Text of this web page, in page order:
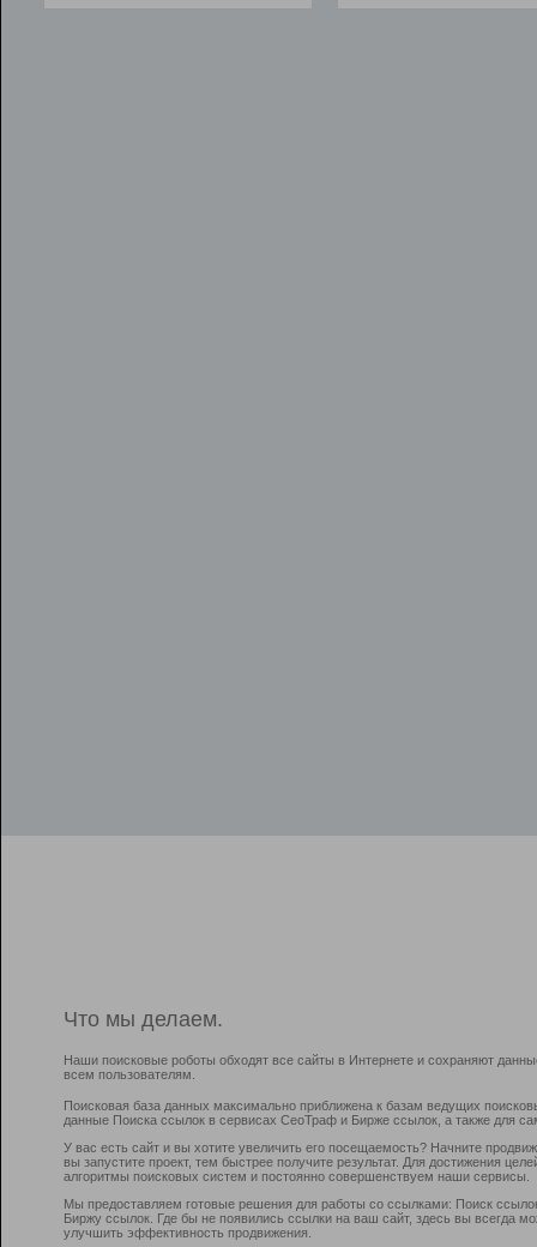
Что мы делаем.
Наши поисковые роботы обходят все сайты в Интернете и сохраняют
всем пользователям.
Поисковая база данных максимально приближена к базам ведущих
данные Поиска ссылок в сервисах СеоТраф и Бирже ссылок, а также для
У вас есть сайт и вы хотите увеличить его посещаемость? Начните
вы запустите проект, тем быстрее получите результат. Для достижения
алгоритмы поисковых систем и постоянно совершенствуем наши сервисы.
Мы предоставляем готовые решения для работы со ссылками: Поиск
Биржу ссылок. Где бы не появились ссылки на ваш сайт, здесь вы всегда
улучшить эффективность продвижения.